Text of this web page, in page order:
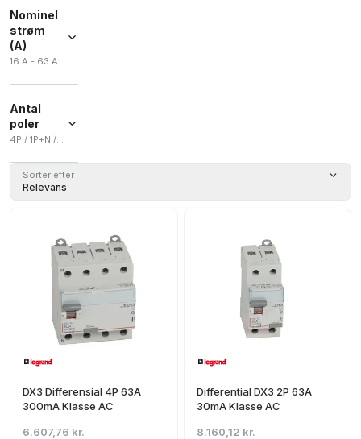
Nominel
strøm
(A)
16 A - 63 A
Antal
poler
4P / 1P+N / 2P / 4
1P+N (1)
Sorter efter
Relevans
DX3 Differensial 4P 63A
300mA Klasse AC
6.607,76 kr.
Differential DX3 2P 63A
30mA Klasse AC
8.160,12 kr.